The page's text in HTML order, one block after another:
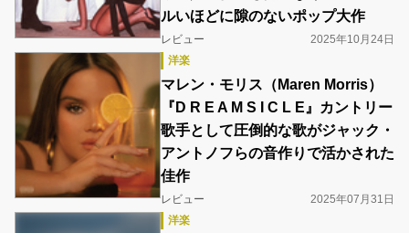
ルいほどに隙のないポップ大作
レビュー
2025年10月24日
洋楽
マレン・モリス（Maren Morris）
『D R E A M S I C L E』カントリー
歌手として圧倒的な歌がジャック・
アントノフらの音作りで活かされた
佳作
レビュー
2025年07月31日
洋楽